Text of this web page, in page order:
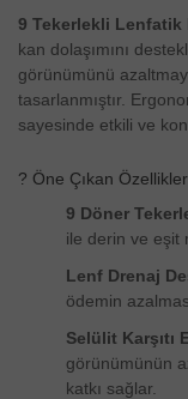
9 Tekerlekli Lenfatik
kan dolaşımını
görünümünü
tasarlanmıştır.
sayesinde etkili ve
? Öne Çıkan Özellikler
9 Döner
ile derin ve eşit
Lenf Drenaj
ödemin
Selülit Karşıtı
görünümünün
katkı sağlar.